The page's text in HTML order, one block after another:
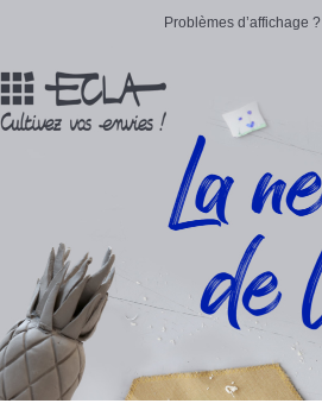
Problèmes d’affichage ?